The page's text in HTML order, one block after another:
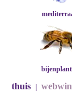
thuis